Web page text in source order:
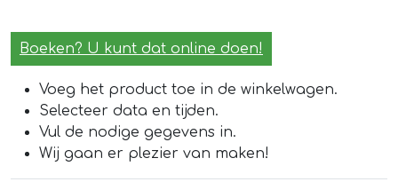
Boeken? U kunt dat online doen!
Voeg het product toe in de winkelwagen.
Selecteer data en tijden.
Vul de nodige gegevens in.
Wij gaan er plezier van maken!